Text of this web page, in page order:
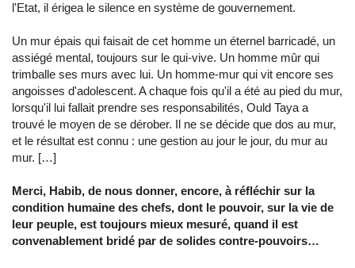
l'Etat, il érigea le silence en système de gouvernement.
Un mur épais qui faisait de cet homme un éternel barricadé, un
assiégé mental, toujours sur le qui-vive. Un homme mûr qui
trimballe ses murs avec lui. Un homme-mur qui vit encore ses
angoisses d'adolescent. A chaque fois qu'il a été au pied du mur,
lorsqu'il lui fallait prendre ses responsabilités, Ould Taya a
trouvé le moyen de se dérober. Il ne se décide que dos au mur,
et le résultat est connu : une gestion au jour le jour, du mur au
mur. […]
Merci, Habib, de nous donner, encore, à réfléchir sur la
condition humaine des chefs, dont le pouvoir, sur la vie de
leur peuple, est toujours mieux mesuré, quand il est
convenablement bridé par de solides contre-pouvoirs…